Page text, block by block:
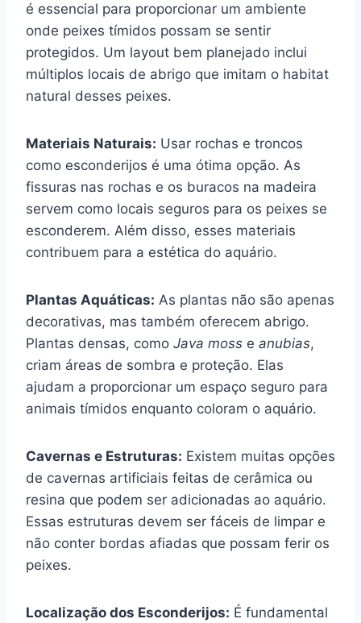
é essencial para proporcionar um ambiente
onde peixes tímidos possam se sentir
protegidos. Um layout bem planejado inclui
múltiplos locais de abrigo que imitam o habitat
natural desses peixes.
Materiais Naturais: Usar rochas e troncos
como esconderijos é uma ótima opção. As
fissuras nas rochas e os buracos na madeira
servem como locais seguros para os peixes se
esconderem. Além disso, esses materiais
contribuem para a estética do aquário.
Plantas Aquáticas: As plantas não são apenas
decorativas, mas também oferecem abrigo.
Plantas densas, como Java moss e anubias,
criam áreas de sombra e proteção. Elas
ajudam a proporcionar um espaço seguro para
animais tímidos enquanto coloram o aquário.
Cavernas e Estruturas: Existem muitas opções
de cavernas artificiais feitas de cerâmica ou
resina que podem ser adicionadas ao aquário.
Essas estruturas devem ser fáceis de limpar e
não conter bordas afiadas que possam ferir os
peixes.
Localização dos Esconderijos: É fundamental